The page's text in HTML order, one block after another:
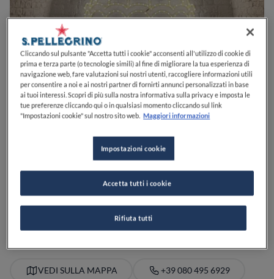
0 0 0 0 0
70014ConversanoBAItalia
Sabato,19:30-23:00
VEDI SULLA MAPPA +39 080 495 6929
Cliccando sul pulsante "Accetta tutti i cookie" acconsenti all'utilizzo di cookie di
prima e terza parte (o tecnologie simili) al fine di migliorare la tua esperienza di
navigazione web, fare valutazioni sui nostri utenti, raccogliere informazioni utili
per consentire a noi e ai nostri partner di fornirti annunci personalizzati in base
ai tuoi interessi. Scopri di più sulla nostra informativa sulla privacy e imposta le
tue preferenze cliccando qui o in qualsiasi momento cliccando sul link
"Impostazioni cookie" sul nostro sito web. Maggiori informazioni
Impostazioni cookie
Rifiuta tutti
Accetta tutti i cookie